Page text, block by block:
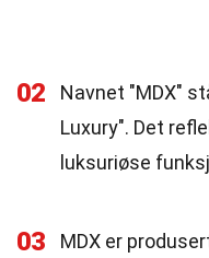
02
Navnet "MDX"
Luxury". Det
luksuriøse
03
MDX er